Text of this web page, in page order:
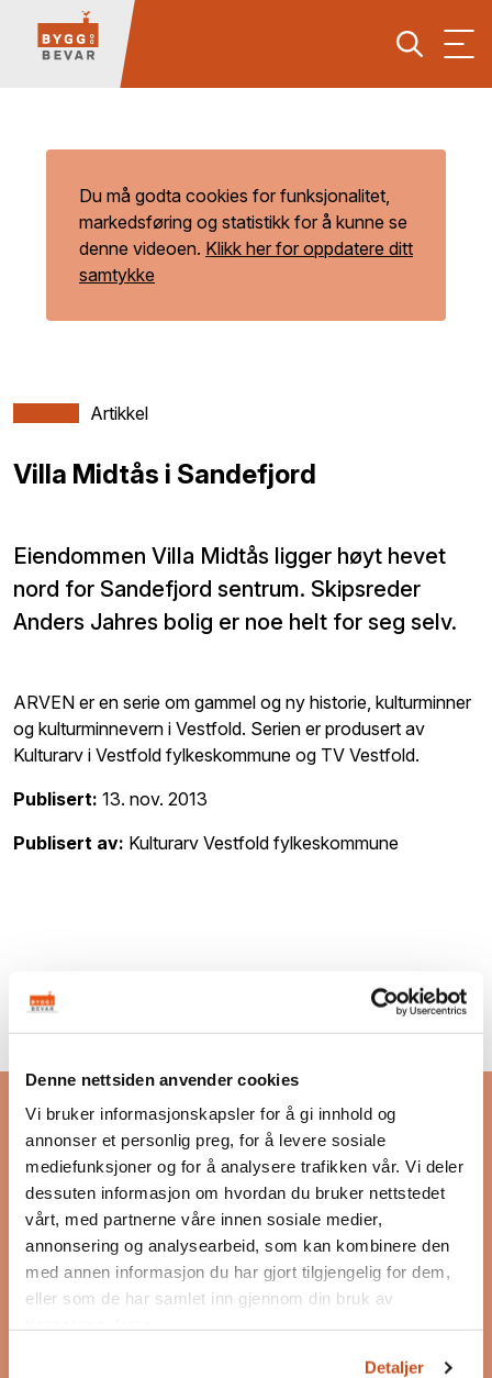
Denne nettsiden anvender cookies
Vi bruker informasjonskapsler for å gi innhold og
annonser et personlig preg, for å levere sosiale
mediefunksjoner og for å analysere trafikken vår. Vi deler
dessuten informasjon om hvordan du bruker nettstedet
vårt, med partnerne våre innen sosiale medier,
annonsering og analysearbeid, som kan kombinere den
med annen informasjon du har gjort tilgjengelig for dem,
eller som de har samlet inn gjennom din bruk av
Detaljer
Du må godta cookies for funksjonalitet,
markedsføring og statistikk for å kunne se
denne videoen. Klikk her for oppdatere ditt
samtykke
Artikkel
Villa Midtås i Sandefjord
Eiendommen Villa Midtås ligger høyt hevet
nord for Sandefjord sentrum. Skipsreder
Anders Jahres bolig er noe helt for seg selv.
ARVEN er en serie om gammel og ny historie, kulturminner
og kulturminnevern i Vestfold. Serien er produsert av
Kulturarv i Vestfold fylkeskommune og TV Vestfold.
Publisert: 13. nov. 2013
Publisert av: Kulturarv Vestfold fylkeskommune
Bygg og Bevar
Bygg og Bevar er et program som skal inspirere og
motivere til bevaring, bruk og ombruk av
eksisterende bygg.
Les mer om Bygg og Bevar
Postadresse
Postboks 7187 Majorstuen